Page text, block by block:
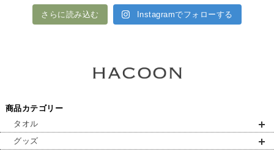
さらに読み込む Instagramでフォローする
商品カテゴリー
タオル
グッズ